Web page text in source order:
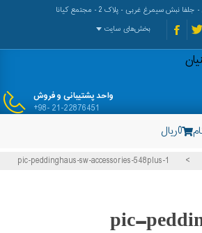
نبش سیمرغ غربی - پلاک 2 - مجتمع کیانا
بخش‌های سایت
واحد پشتیبانی و فروش
+98- 21-22876451
0ریال
>
pic-peddinghaus-sw-accessories-548plus-1
pic-